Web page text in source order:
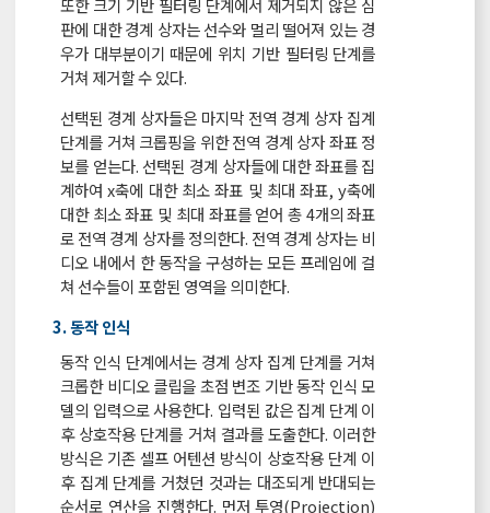
또한 크기 기반 필터링 단계에서 제거되지 않은 심
판에 대한 경계 상자는 선수와 멀리 떨어져 있는 경
우가 대부분이기 때문에 위치 기반 필터링 단계를
거쳐 제거할 수 있다.
선택된 경계 상자들은 마지막 전역 경계 상자 집계
단계를 거쳐 크롭핑을 위한 전역 경계 상자 좌표 정
보를 얻는다. 선택된 경계 상자들에 대한 좌표를 집
계하여 x축에 대한 최소 좌표 및 최대 좌표, y축에
대한 최소 좌표 및 최대 좌표를 얻어 총 4개의 좌표
로 전역 경계 상자를 정의한다. 전역 경계 상자는 비
디오 내에서 한 동작을 구성하는 모든 프레임에 걸
쳐 선수들이 포함된 영역을 의미한다.
3. 동작 인식
동작 인식 단계에서는 경계 상자 집계 단계를 거쳐
크롭한 비디오 클립을 초점 변조 기반 동작 인식 모
델의 입력으로 사용한다. 입력된 값은 집계 단계 이
후 상호작용 단계를 거쳐 결과를 도출한다. 이러한
방식은 기존 셀프 어텐션 방식이 상호작용 단계 이
후 집계 단계를 거쳤던 것과는 대조되게 반대되는
순서로 연산을 진행한다. 먼저 투영(Projection)